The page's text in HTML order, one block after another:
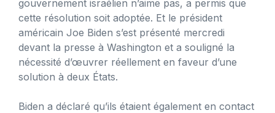
gouvernement israélien n’aime pas, a permis que
cette résolution soit adoptée. Et le président
américain Joe Biden s’est présenté mercredi
devant la presse à Washington et a souligné la
nécessité d’œuvrer réellement en faveur d’une
solution à deux États.
Biden a déclaré qu’ils étaient également en contact